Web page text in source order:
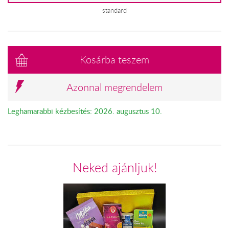
standard
Kosárba teszem
Azonnal megrendelem
Leghamarabbi kézbesítés: 2026. augusztus 10.
Neked ajánljuk!